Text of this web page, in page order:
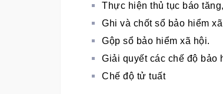
Thực hiện thủ tục báo
Ghi và chốt sổ bảo hiểm
Gộp sổ bảo hiểm xã hội.
Giải quyết các chế độ bảo
Chế độ tử tuất